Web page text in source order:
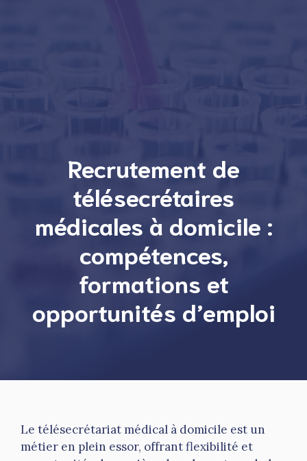
Recrutement de
télésecrétaires
médicales à domicile :
compétences,
formations et
opportunités d’emploi
Le télésecrétariat médical à domicile est un
métier en plein essor, offrant flexibilité et